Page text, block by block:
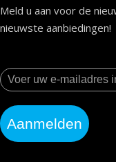
Meld u aan voor de
nieuwste aanbiedingen!
Aanmelden